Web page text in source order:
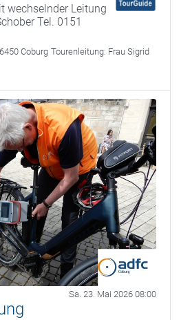
wechselnder Leitung
Tel. 0151
Coburg Tourenleitung: Frau Sigrid
Sa. 23. Mai 2026 08:00